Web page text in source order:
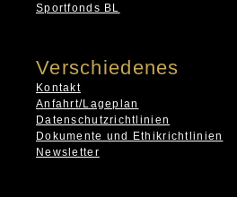
Sportfonds BL
Verschiedenes
Kontakt
Anfahrt/Lageplan
Datenschutzrichtlinien
Dokumente und Ethikrichtlinien
Newsletter